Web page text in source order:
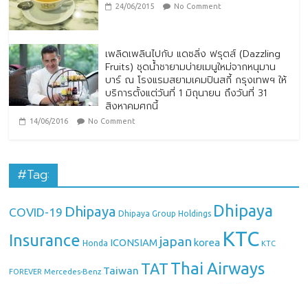
24/06/2015 No Comment
เพลิดเพลินไปกับ แดซลิ่ง ฟรุตส์ (Dazzling
Fruits) ชุดน้ำชายามบ่ายเมนูใหม่จากหนุมาน
บาร์ ณ โรงแรมสยามเคมปินสกี้ กรุงเทพฯ ให้
บริการตั้งแต่วันที่ 1 มิถุนายน ถึงวันที่ 31
สิงหาคมศกนี้
14/06/2016 No Comment
#Tag:
COVID-19 Dhipaya Dhipaya Group Holdings Dhipaya
Insurance Honda ICONSIAM japan korea KTC KTC
FOREVER Mercedes-Benz Taiwan TAT Thai Airways